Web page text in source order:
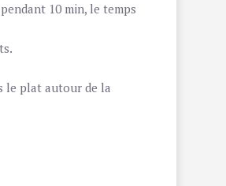
10 min, le temps
le plat autour de la